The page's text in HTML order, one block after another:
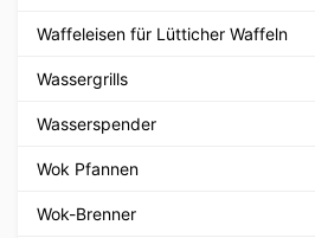
Waffeleisen für Lütticher Waffeln
Wassergrills
Wasserspender
Wok Pfannen
Wok-Brenner